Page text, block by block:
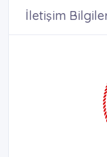
İletişim